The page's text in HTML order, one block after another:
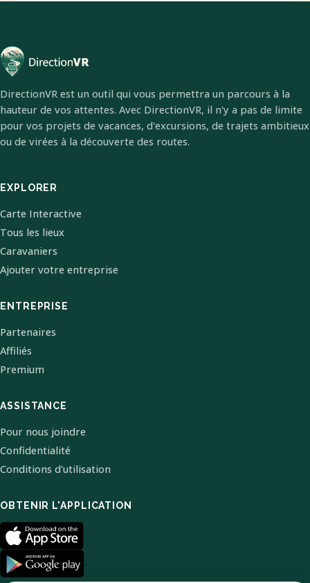
DirectionVR est un outil qui vous permettra un parcours à la
hauteur de vos attentes. Avec DirectionVR, il n'y a pas de limite
pour vos projets de vacances, d'excursions, de trajets ambitieux
ou de virées à la découverte des routes.
EXPLORER
Carte Interactive
Tous les lieux
Caravaniers
Ajouter votre entreprise
ENTREPRISE
Partenaires
Affiliés
Premium
ASSISTANCE
Pour nous joindre
Confidentialité
Conditions d'utilisation
OBTENIR L'APPLICATION